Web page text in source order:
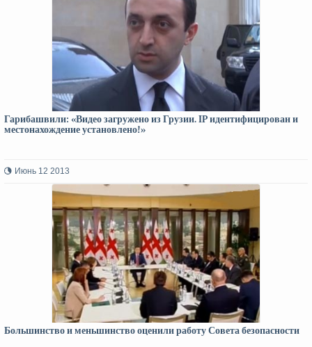
Гарибашвили: «Видео загружено из Грузии. IP идентифицирован и
местонахождение установлено!»
Июнь 12 2013
Большинство и меньшинство оценили работу Совета безопасности